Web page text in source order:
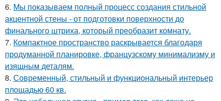
6. Мы показываем полный процесс создания стильной
акцентной стены - от подготовки поверхности до
финального штриха, который преобразит комнату.
7. Компактное пространство раскрывается благодаря
продуманной планировке, французскому минимализму и
изящным деталям.
8. Современный, стильный и функциональный интерьер
площадью 60 кв.